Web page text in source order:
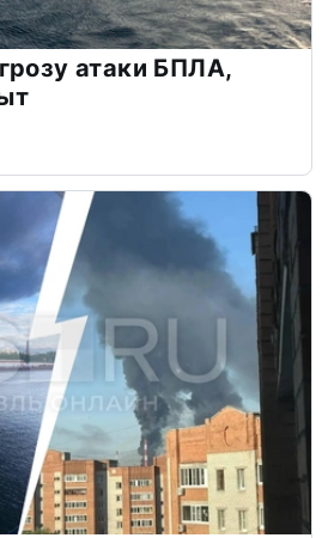
атаки БПЛА,